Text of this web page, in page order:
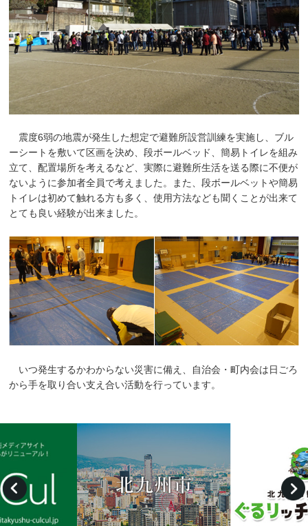
震度6弱の地震が発生した想定で避難所設営訓練を実施し、ブル
ーシートを敷いて区画を決め、段ボールベッド、簡易トイレを組み
立て、配置場所を考えるなど、実際に避難所生活を送る際に不便が
ないように参加者全員で考えました。また、段ボールベットや簡易
トイレは初めて触れる方も多く、使用方法なども聞くことが出来て
とても良い経験が出来ました。
いつ発生するかわからない災害に備え、自治会・町内会は日ごろ
から手を取り合い支え合い活動を行っています。